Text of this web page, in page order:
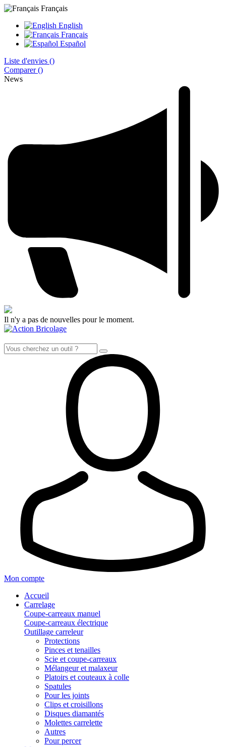
Français
English
Français
Español
Liste d'envies ()
Comparer ()
News
Il n'y a pas de nouvelles pour le moment.
Mon compte
Accueil
Carrelage
Coupe-carreaux manuel
Coupe-carreaux électrique
Outillage carreleur
Protections
Pinces et tenailles
Scie et coupe-carreaux
Mélangeur et malaxeur
Platoirs et couteaux à colle
Spatules
Pour les joints
Clips et croisillons
Disques diamantés
Molettes carrelette
Autres
Pour percer